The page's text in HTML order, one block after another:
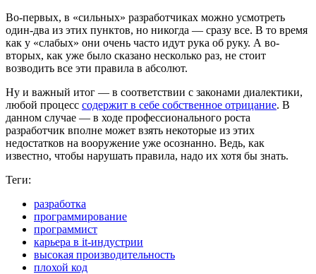
Во-первых, в «сильных» разработчиках можно усмотреть
один-два из этих пунктов, но никогда — сразу все. В то время
как у «слабых» они очень часто идут рука об руку. А во-
вторых, как уже было сказано несколько раз, не стоит
возводить все эти правила в абсолют.
Ну и важный итог — в соответствии с законами диалектики,
любой процесс содержит в себе собственное отрицание. В
данном случае — в ходе профессионального роста
разработчик вполне может взять некоторые из этих
недостатков на вооружение уже осознанно. Ведь, как
известно, чтобы нарушать правила, надо их хотя бы знать.
Теги:
разработка
программирование
программист
карьера в it-индустрии
высокая производительность
плохой код